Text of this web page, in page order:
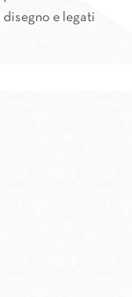
e legati